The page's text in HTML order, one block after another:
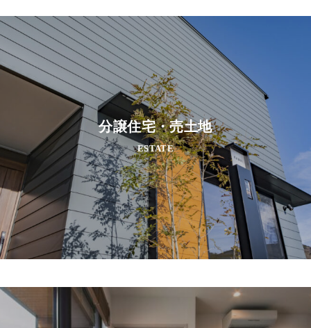
分譲住宅・売土地
ESTATE